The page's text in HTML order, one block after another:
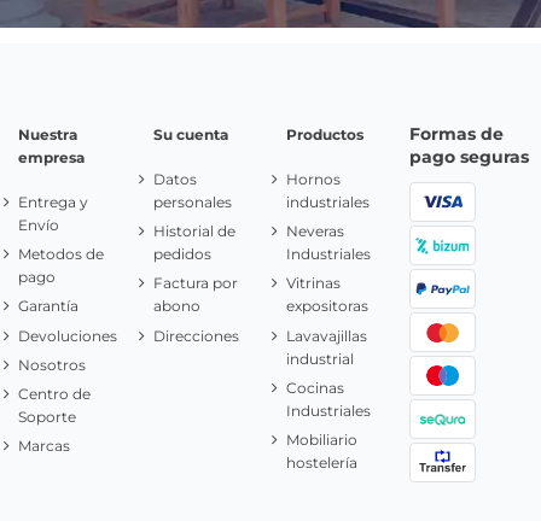
Nuestra
empresa
Entrega y
Envío
Metodos de
pago
Garantía
Devoluciones
Nosotros
Centro de
Soporte
Marcas
Su cuenta
Datos
personales
Historial de
pedidos
Factura por
abono
Direcciones
Productos
Hornos
industriales
Neveras
Industriales
Vitrinas
expositoras
Lavavajillas
industrial
Cocinas
Industriales
Mobiliario
hostelería
Formas de
pago seguras